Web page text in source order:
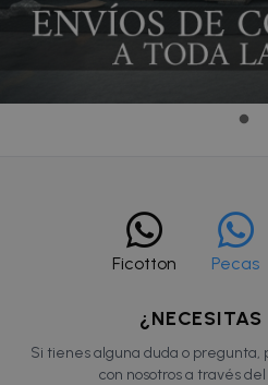
Ficotton Pecas
Si tienes alguna duda o
con nosotros a través